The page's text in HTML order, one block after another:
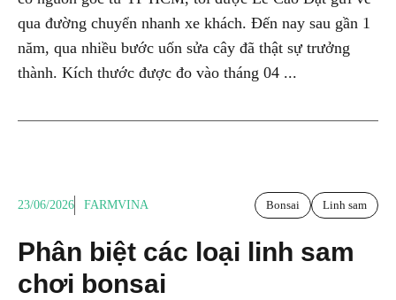
qua đường chuyển nhanh xe khách. Đến nay sau gần 1
năm, qua nhiều bước uốn sửa cây đã thật sự trưởng
thành. Kích thước được đo vào tháng 04 ...
23/06/2026 FARMVINA Bonsai Linh sam
Phân biệt các loại linh sam
chơi bonsai